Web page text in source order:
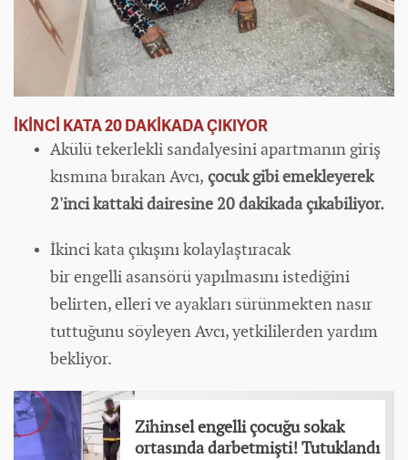
İKİNCİ KATA 20 DAKİKADA ÇIKIYOR
Akülü tekerlekli sandalyesini apartmanın giriş
kısmına bırakan Avcı, çocuk gibi emekleyerek
2'inci kattaki dairesine 20 dakikada çıkabiliyor.
İkinci kata çıkışını kolaylaştıracak
bir engelli asansörü yapılmasını istediğini
belirten, elleri ve ayakları sürünmekten nasır
tuttuğunu söyleyen Avcı, yetkililerden yardım
bekliyor.
Zihinsel engelli çocuğu sokak
ortasında darbetmişti! Tutuklandı